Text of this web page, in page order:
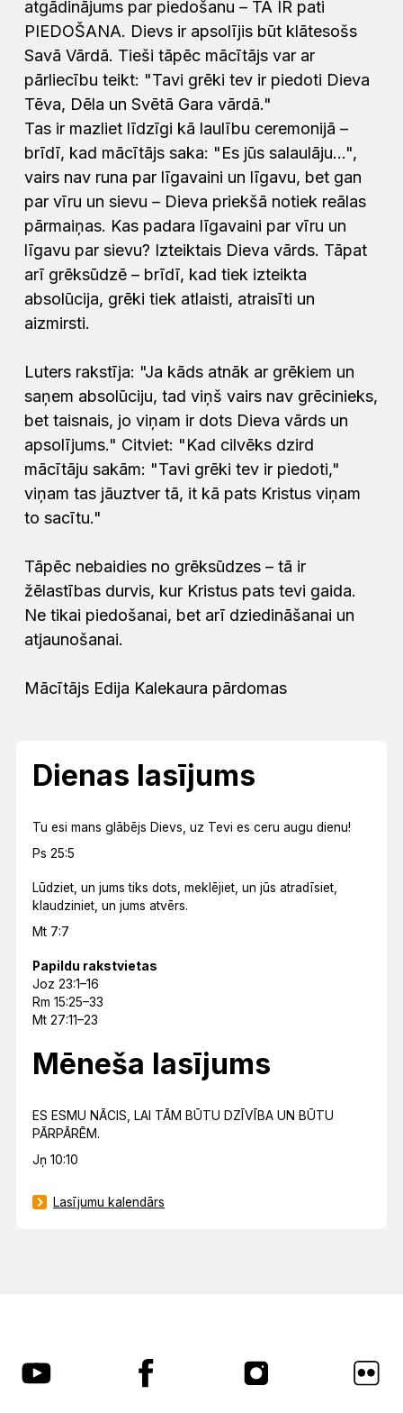
atgādinājums par piedošanu – TĀ IR pati
PIEDOŠANA. Dievs ir apsolījis būt klātesošs
Savā Vārdā. Tieši tāpēc mācītājs var ar
pārliecību teikt: "Tavi grēki tev ir piedoti Dieva
Tēva, Dēla un Svētā Gara vārdā."
Tas ir mazliet līdzīgi kā laulību ceremonijā –
brīdī, kad mācītājs saka: "Es jūs salaulāju...",
vairs nav runa par līgavaini un līgavu, bet gan
par vīru un sievu – Dieva priekšā notiek reālas
pārmaiņas. Kas padara līgavaini par vīru un
līgavu par sievu? Izteiktais Dieva vārds. Tāpat
arī grēksūdzē – brīdī, kad tiek izteikta
absolūcija, grēki tiek atlaisti, atraisīti un
aizmirsti.
Luters rakstīja: "Ja kāds atnāk ar grēkiem un
saņem absolūciju, tad viņš vairs nav grēcinieks,
bet taisnais, jo viņam ir dots Dieva vārds un
apsolījums." Citviet: "Kad cilvēks dzird
mācītāju sakām: "Tavi grēki tev ir piedoti,"
viņam tas jāuztver tā, it kā pats Kristus viņam
to sacītu."
Tāpēc nebaidies no grēksūdzes – tā ir
žēlastības durvis, kur Kristus pats tevi gaida.
Ne tikai piedošanai, bet arī dziedināšanai un
atjaunošanai.
Mācītājs Edija Kalekaura pārdomas
Dienas lasījums
Tu esi mans glābējs Dievs, uz Tevi es ceru augu dienu!
Ps 25:5
Lūdziet, un jums tiks dots, meklējiet, un jūs atradīsiet,
klaudziniet, un jums atvērs.
Mt 7:7
Papildu rakstvietas
Joz 23:1–16
Rm 15:25–33
Mt 27:11–23
Mēneša lasījums
ES ESMU NĀCIS, LAI TĀM BŪTU DZĪVĪBA UN BŪTU
PĀRPĀRĒM.
Jņ 10:10
Lasījumu kalendārs